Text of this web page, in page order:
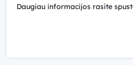
Daugiau informacijos rasite